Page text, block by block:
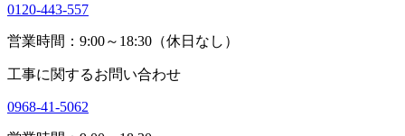
0120-443-557
営業時間：9:00～18:30（休日なし）
工事に関するお問い合わせ
0968-41-5062